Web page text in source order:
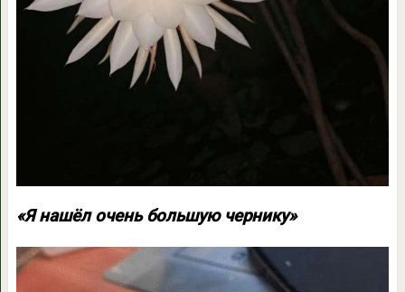
«Я нашёл очень большую чернику»